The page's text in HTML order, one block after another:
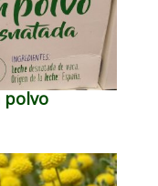
polvo